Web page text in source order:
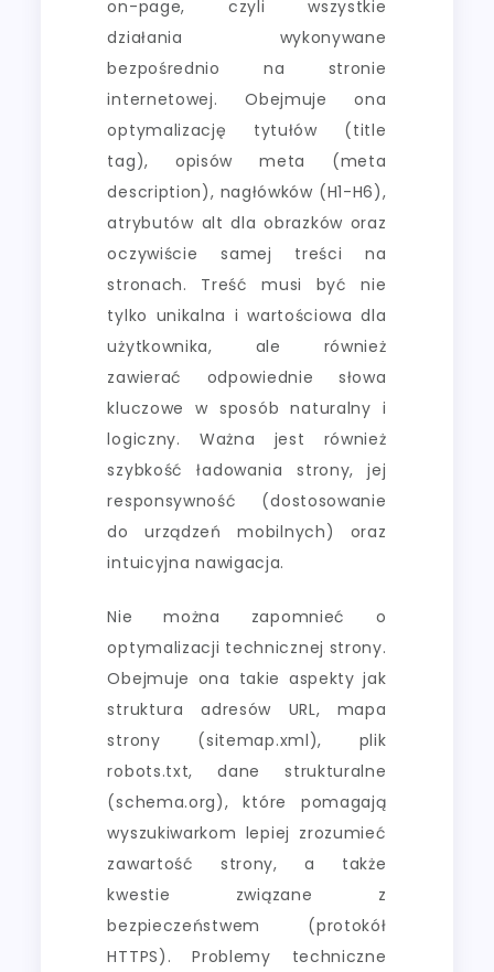
on-page, czyli wszystkie
działania wykonywane
bezpośrednio na stronie
internetowej. Obejmuje ona
optymalizację tytułów (title
tag), opisów meta (meta
description), nagłówków (H1-H6),
atrybutów alt dla obrazków oraz
oczywiście samej treści na
stronach. Treść musi być nie
tylko unikalna i wartościowa dla
użytkownika, ale również
zawierać odpowiednie słowa
kluczowe w sposób naturalny i
logiczny. Ważna jest również
szybkość ładowania strony, jej
responsywność (dostosowanie
do urządzeń mobilnych) oraz
intuicyjna nawigacja.
Nie można zapomnieć o
optymalizacji technicznej strony.
Obejmuje ona takie aspekty jak
struktura adresów URL, mapa
strony (sitemap.xml), plik
robots.txt, dane strukturalne
(schema.org), które pomagają
wyszukiwarkom lepiej zrozumieć
zawartość strony, a także
kwestie związane z
bezpieczeństwem (protokół
HTTPS). Problemy techniczne